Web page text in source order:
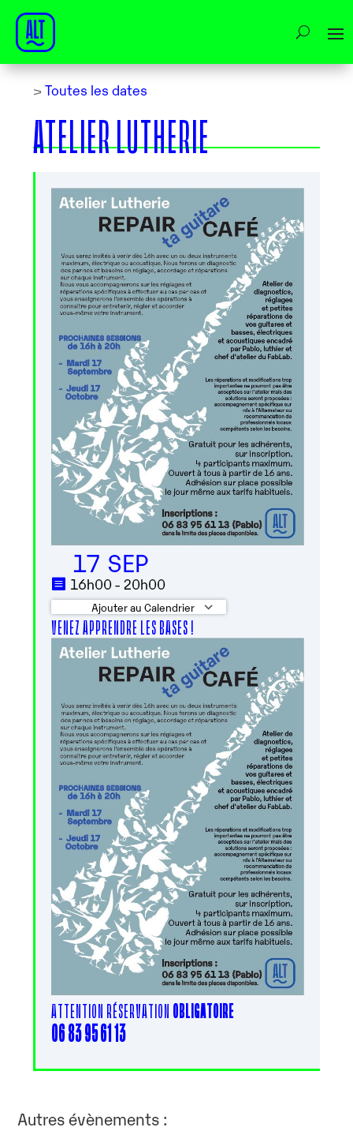
> Toutes les dates
ATELIER LUTHERIE
17 SEP
16h00 - 20h00
Ajouter au Calendrier
Télécharger ICS Calendrier Google
VENEZ APPRENDRE LES BASES !
ATTENTION RÉSERVATIONOBLIGATOIRE
06 83 95 61 13
Autres évènements :